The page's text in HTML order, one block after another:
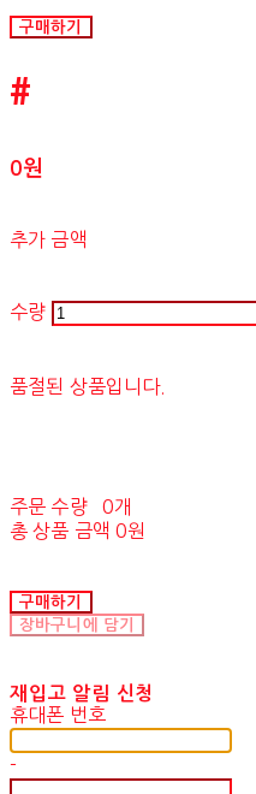
구매하기
#
0원
추가 금액
수량
품절된 상품입니다.
주문 수량
0개
총 상품 금액 0원
구매하기
장바구니에 담기
재입고 알림 신청
휴대폰 번호
-